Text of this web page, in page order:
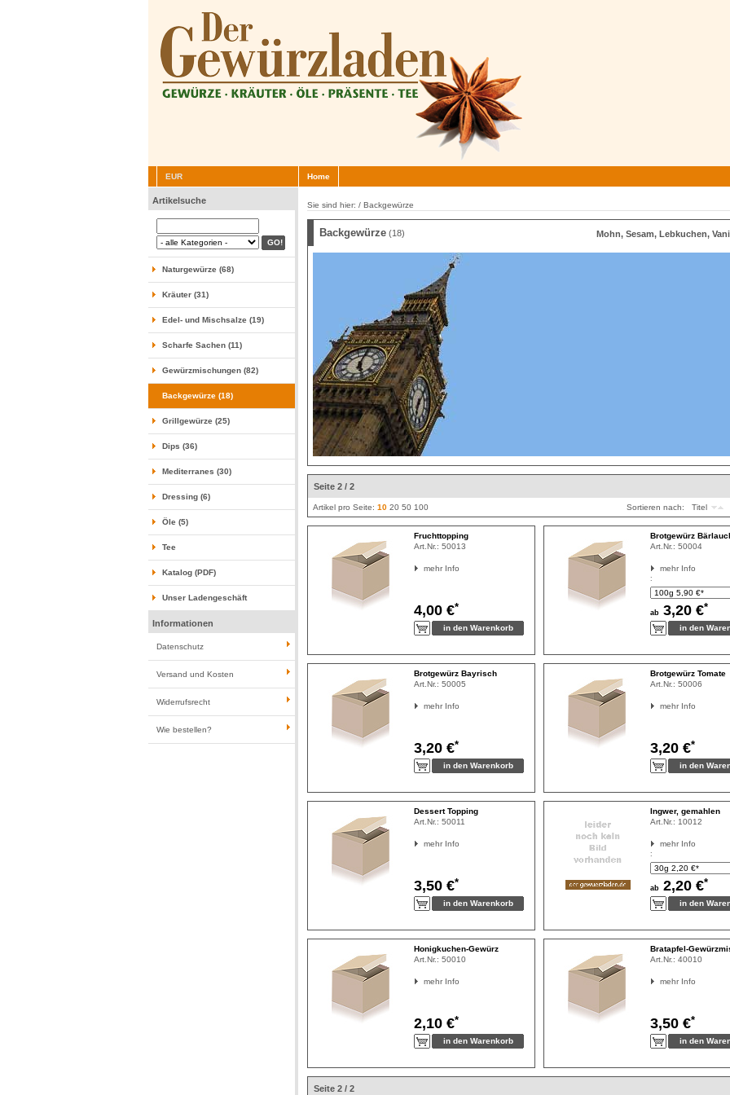
EUR Home
Artikelsuche
Naturgewürze (68)
Kräuter (31)
Edel- und Mischsalze (19)
Scharfe Sachen (11)
Gewürzmischungen (82)
Backgewürze (18)
Grillgewürze (25)
Dips (36)
Mediterranes (30)
Dressing (6)
Öle (5)
Tee
Katalog (PDF)
Unser Ladengeschäft
Informationen
Datenschutz
Versand und Kosten
Widerrufsrecht
Wie bestellen?
Sie sind hier: / Backgewürze
Backgewürze (18) Mohn, Sesam, Lebkuchen,
Seite 2 / 2
Artikel pro Seite: 10 20 50 100 Sortieren nach: Titel
Fruchttopping
Art.Nr.: 50013
mehr Info
4,00 €*
Brotgewürz
Art.Nr.: 50004
mehr Info
:
ab 3,20 €*
Brotgewürz Bayrisch
Art.Nr.: 50005
mehr Info
3,20 €*
Brotgewürz Tomate
Art.Nr.: 50006
mehr Info
3,20 €*
Dessert Topping
Art.Nr.: 50011
mehr Info
3,50 €*
Ingwer, gemahlen
Art.Nr.: 10012
mehr Info
:
ab 2,20 €*
Honigkuchen-Gewürz
Art.Nr.: 50010
mehr Info
2,10 €*
Bratapfel-
Art.Nr.: 40010
mehr Info
3,50 €*
Seite 2 / 2